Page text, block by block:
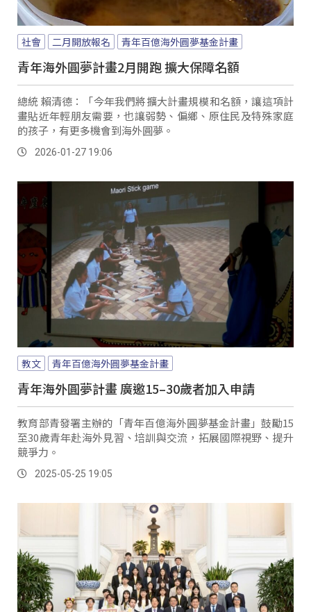
社會 二月開放報名 青年百億海外圓夢基金計畫
青年海外圓夢計畫2月開跑 擴大保障名額
總統 賴清德：「今年我們將擴大計畫規模和名額，讓這項計
畫貼近年輕朋友需要，也讓弱勢、偏鄉、原住民及特殊家庭
的孩子，有更多機會到海外圓夢。
2026-01-27 19:06
教文 青年百億海外圓夢基金計畫
青年海外圓夢計畫 廣邀15–30歲者加入申請
教育部青發署主辦的「青年百億海外圓夢基金計畫」鼓勵15
至30歲青年赴海外見習、培訓與交流，拓展國際視野、提升
競爭力。
2025-05-25 19:05